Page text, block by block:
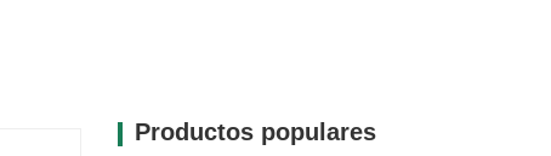
Productos populares